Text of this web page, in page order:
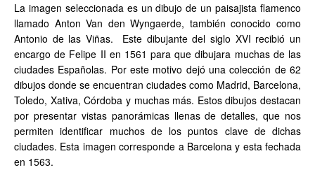
La imagen seleccionada es un dibujo de un paisajista flamenco
llamado Anton Van den Wyngaerde, también conocido como
Antonio de las Viñas. Este dibujante del siglo XVI recibió un
encargo de Felipe II en 1561 para que dibujara muchas de las
ciudades Españolas. Por este motivo dejó una colección de 62
dibujos donde se encuentran ciudades como Madrid, Barcelona,
Toledo, Xativa, Córdoba y muchas más. Estos dibujos destacan
por presentar vistas panorámicas llenas de detalles, que nos
permiten identificar muchos de los puntos clave de dichas
ciudades. Esta imagen corresponde a Barcelona y esta fechada
en 1563.